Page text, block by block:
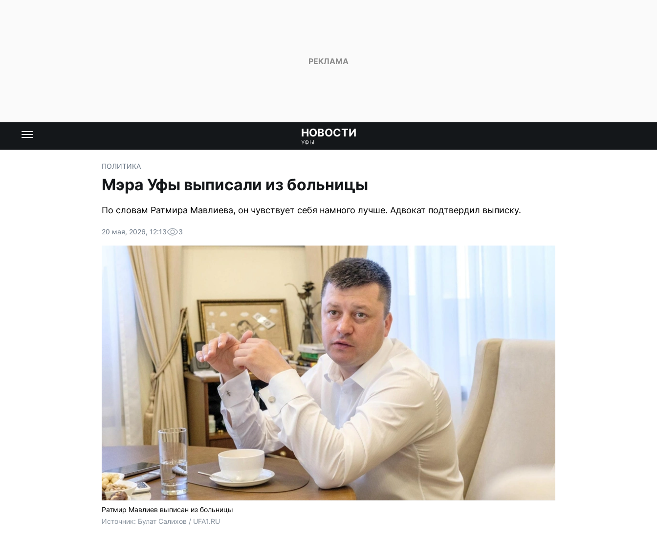
НОВОСТИ
УФЫ
ПОЛИТИКА
Мэра Уфы выписали из больницы
По словам Ратмира Мавлиева, он чувствует себя намного лучше. Адвокат подтвердил выписку.
20 мая, 2026, 12:13 3
Ратмир Мавлиев выписан из больницы
Источник: Булат Салихов / UFA1.RU